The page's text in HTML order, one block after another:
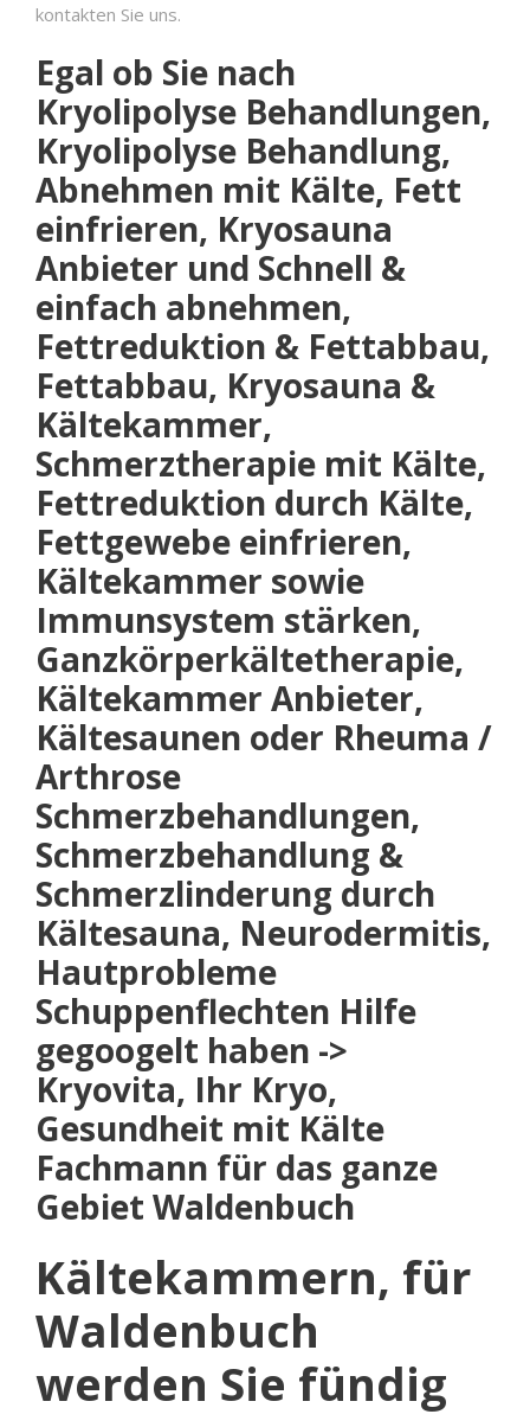
kontakten Sie uns.
Egal ob Sie nach
Kryolipolyse Behandlungen,
Kryolipolyse Behandlung,
Abnehmen mit Kälte, Fett
einfrieren, Kryosauna
Anbieter und Schnell &
einfach abnehmen,
Fettreduktion & Fettabbau,
Fettabbau, Kryosauna &
Kältekammer,
Schmerztherapie mit Kälte,
Fettreduktion durch Kälte,
Fettgewebe einfrieren,
Kältekammer sowie
Immunsystem stärken,
Ganzkörperkältetherapie,
Kältekammer Anbieter,
Kältesaunen oder Rheuma /
Arthrose
Schmerzbehandlungen,
Schmerzbehandlung &
Schmerzlinderung durch
Kältesauna, Neurodermitis,
Hautprobleme
Schuppenflechten Hilfe
gegoogelt haben ->
Kryovita, Ihr Kryo,
Gesundheit mit Kälte
Fachmann für das ganze
Gebiet Waldenbuch
Kältekammern, für
Waldenbuch
werden Sie fündig